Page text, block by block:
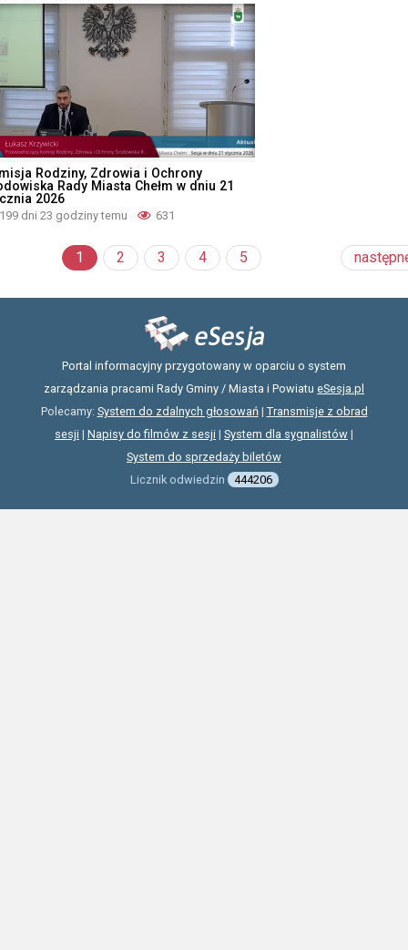
Rodziny, Zdrowia i Ochrony
Rady Miasta Chełm w dniu 21
2026
199 dni 23 godziny temu 631
1 2 3 4 5
Portal informacyjny przygotowany w oparciu o system
zarządzania pracami Rady Gminy / Miasta i Powiatu eSesja.pl
Polecamy: System do zdalnych głosowań| Transmisje z obrad
sesji | Napisy do filmów z sesji | System dla sygnalistów |
System do sprzedaży biletów
Licznik odwiedzin
444206